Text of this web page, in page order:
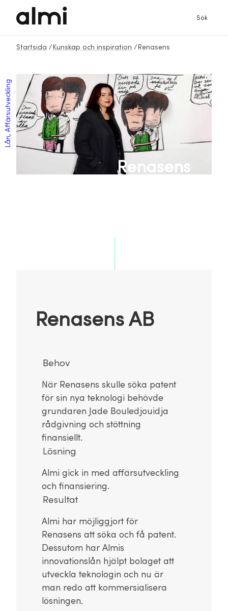
Sök
Startsida / Kunskap och inspiration / Renasens
Renasens
Lån, Affärsutveckling
Renasens AB
Behov
När Renasens skulle söka patent
för sin nya teknologi behövde
grundaren Jade Bouledjouidja
rådgivning och stöttning
finansiellt.
Lösning
Almi gick in med affärsutveckling
och finansiering.
Resultat
Almi har möjliggjort för
Renasens att söka och få patent.
Dessutom har Almis
innovationslån hjälpt bolaget att
utveckla teknologin och nu är
man redo att kommersialisera
lösningen.